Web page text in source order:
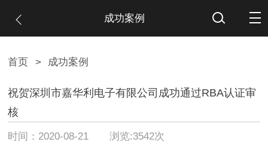
成功案例
首页 > 成功案例
祝贺深圳市嘉华利电子有限公司成功通过RBA认证审
核
时间：2020-08-21 浏览:3542次